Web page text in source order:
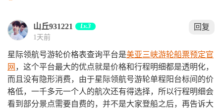
山丘931221 Lv.3
1天前
回复
星际领航号游轮价格表查询平台是美亚三峡游轮船票预定官
网 ，这个平台最大的优点就是价格和行程明细都是透明化，
而且没有隐形消费，由于星际领航号游轮单程阳台标间的价
格低，一千多元一个人的航次还有得选择，所以行程明细会
看到部分景点需要自费的，并不是大家登船之后，再告诉大